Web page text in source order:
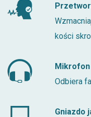
kości
Mikrofon
Odbiera
Gniazdo